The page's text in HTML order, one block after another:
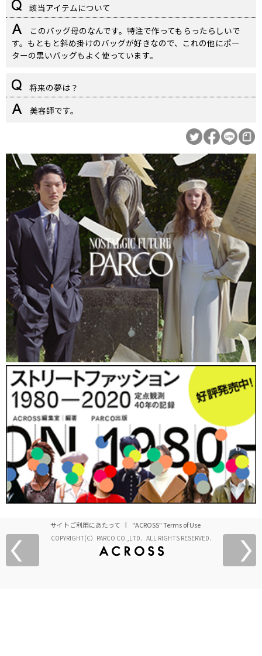
該当アイテムについて
このバッグ母のなんです。特注で作ってもらったらしいで
す。もともと斜め掛けのバッグが好きなので、これの他にポー
ターの黒いバッグもよく使っています。
将来の夢は？
美容師です。
サイトご利用にあたって "ACROSS" Terms of Use
COPYRIGHT(C）PARCO CO.,LTD．ALL RIGHTS RESERVED.